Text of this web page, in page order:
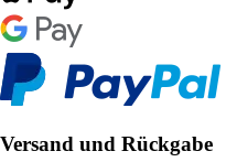
Versand und Rückgabe